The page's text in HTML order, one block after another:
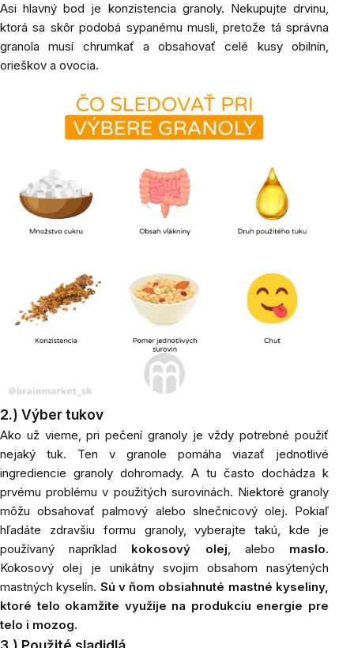
Asihlavný bod je konzistencia granoly. Nekupujte drvinu,
ktorá sa skôr podobá sypanému musli, pretože tá správna
granola musí chrumkať a obsahovať celé kusy obilnín,
orieškov a ovocia.
2.) Výber tukov
Ako už vieme, pri pečení granoly je vždy potrebné použiť
nejaký tuk. Ten v granole pomáha viazať jednotlivé
ingrediencie granoly dohromady. A tu často dochádza k
prvému problému v použitých surovinách. Niektoré granoly
môžu obsahovať palmový alebo slnečnicový olej. Pokiaľ
hľadáte zdravšiu formu granoly, vyberajte takú, kde je
používaný napríklad kokosový olej, alebo maslo.
Kokosový olej je unikátny svojim obsahom nasýtených
mastných kyselín. Sú v ňom obsiahnuté mastné kyseliny,
ktoré telo okamžite využije na produkciu energie pre
telo i mozog.